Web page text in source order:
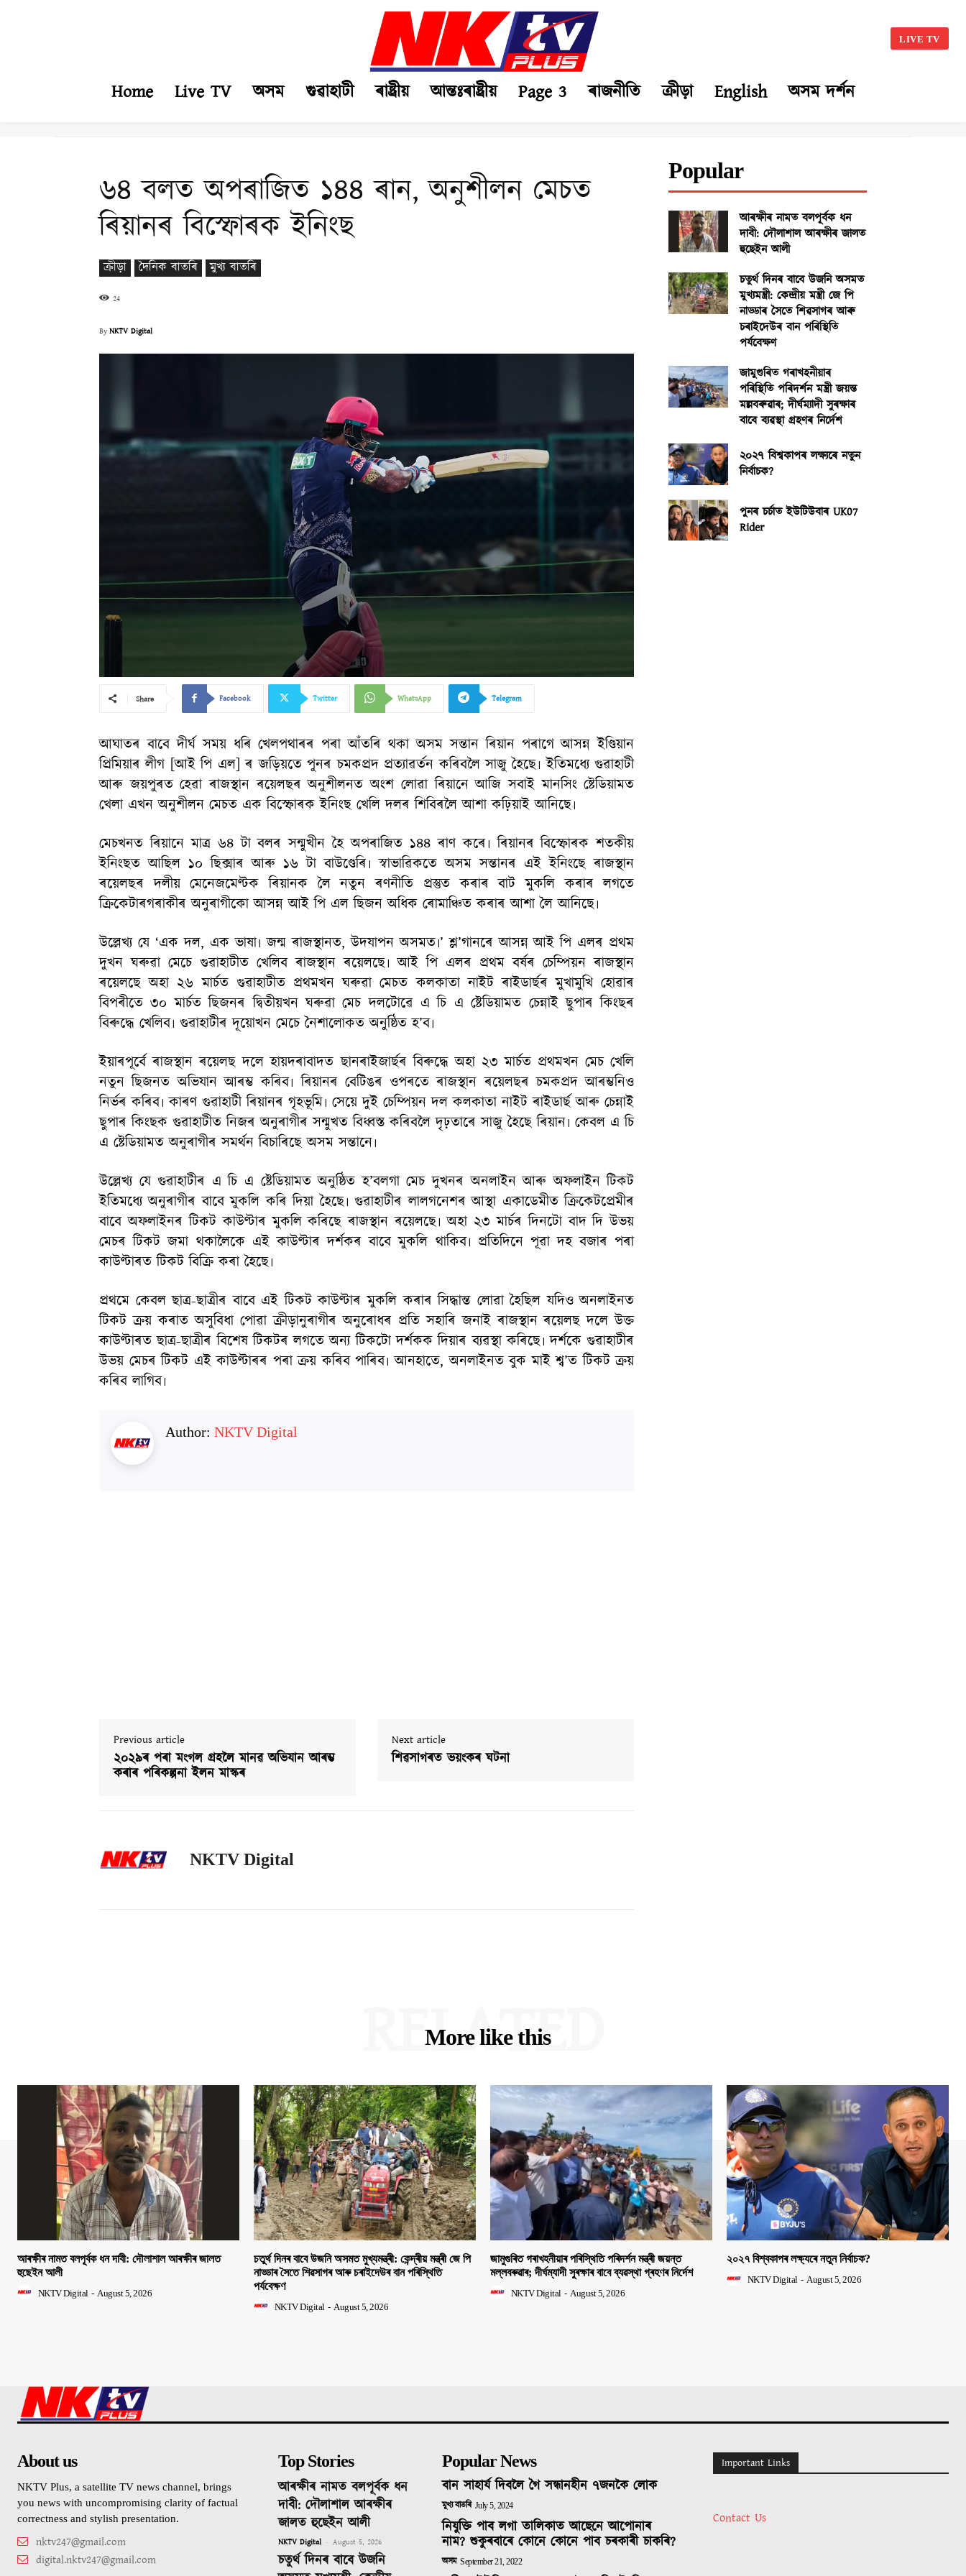
LIVE TV
Home Live TV অসম গুৱাহাটী ৰাষ্ট্ৰীয় আন্তঃৰাষ্ট্ৰীয় Page 3 ৰাজনীতি ক্ৰীড়া English অসম দৰ্শন
৬৪ বলত অপৰাজিত ১৪৪ ৰান, অনুশীলন মেচত
ৰিয়ানৰ বিস্ফোৰক ইনিংছ
ক্ৰীড়া দৈনিক বাতৰি মুখ্য বাতৰি
24
ByNKTV Digital
Share Facebook Twitter WhatsApp Telegram
আঘাতৰ বাবে দীৰ্ঘ সময় ধৰি খেলপথাৰৰ পৰা আঁতৰি থকা অসম সন্তান ৰিয়ান পৰাগে আসন্ন ইণ্ডিয়ান
প্ৰিমিয়াৰ লীগ [আই পি এল] ৰ জড়িয়তে পুনৰ চমকপ্ৰদ প্ৰত্যাৱৰ্তন কৰিবলৈ সাজু হৈছে৷ ইতিমধ্যে গুৱাহাটী
আৰু জয়পুৰত হেৱা ৰাজস্থান ৰয়েলছৰ অনুশীলনত অংশ লোৱা ৰিয়ানে আজি সবাই মানসিং ষ্টেডিয়ামত
খেলা এখন অনুশীলন মেচত এক বিস্ফোৰক ইনিংছ খেলি দলৰ শিবিৰলৈ আশা কঢ়িয়াই আনিছে৷
মেচখনত ৰিয়ানে মাত্ৰ ৬৪ টা বলৰ সন্মুখীন হৈ অপৰাজিত ১৪৪ ৰাণ কৰে৷ ৰিয়ানৰ বিস্ফোৰক শতকীয়
ইনিংছত আছিল ১০ ছিক্সাৰ আৰু ১৬ টা বাউণ্ডেৰি৷ স্বাভাৱিকতে অসম সন্তানৰ এই ইনিংছে ৰাজস্থান
ৰয়েলছৰ দলীয় মেনেজমেণ্টক ৰিয়ানক লৈ নতুন ৰণনীতি প্ৰস্তুত কৰাৰ বাট মুকলি কৰাৰ লগতে
ক্ৰিকেটাৰগৰাকীৰ অনুৰাগীকো আসন্ন আই পি এল ছিজন অধিক ৰোমাঞ্চিত কৰাৰ আশা লৈ আনিছে৷
উল্লেখ্য যে ‘এক দল, এক ভাষা৷ জন্ম ৰাজস্থানত, উদযাপন অসমত৷’ শ্ল’গানৰে আসন্ন আই পি এলৰ প্ৰথম
দুখন ঘৰুৱা মেচে গুৱাহাটীত খেলিব ৰাজস্থান ৰয়েলছে৷ আই পি এলৰ প্ৰথম বৰ্ষৰ চেম্পিয়ন ৰাজস্থান
ৰয়েলছে অহা ২৬ মাৰ্চত গুৱাহাটীত প্ৰথমখন ঘৰুৱা মেচত কলকাতা নাইট ৰাইডাৰ্ছৰ মুখামুখি হোৱাৰ
বিপৰীতে ৩০ মাৰ্চত ছিজনৰ দ্বিতীয়খন ঘৰুৱা মেচ দলটোৱে এ চি এ ষ্টেডিয়ামত চেন্নাই ছুপাৰ কিংছৰ
বিৰুদ্ধে খেলিব৷ গুৱাহাটীৰ দূয়োখন মেচে নৈশালোকত অনুষ্ঠিত হ’ব৷
ইয়াৰপূৰ্বে ৰাজস্থান ৰয়েলছ দলে হায়দৰাবাদত ছানৰাইজাৰ্ছৰ বিৰুদ্ধে অহা ২৩ মাৰ্চত প্ৰথমখন মেচ খেলি
নতুন ছিজনত অভিযান আৰম্ভ কৰিব৷ ৰিয়ানৰ বেটিঙৰ ওপৰতে ৰাজস্থান ৰয়েলছৰ চমকপ্ৰদ আৰম্ভনিও
নিৰ্ভৰ কৰিব৷ কাৰণ গুৱাহাটী ৰিয়ানৰ গৃহভূমি৷ সেয়ে দুই চেম্পিয়ন দল কলকাতা নাইট ৰাইডাৰ্ছ আৰু চেন্নাই
ছুপাৰ কিংছক গুৱাহাটীত নিজৰ অনুৰাগীৰ সন্মুখত বিধ্বস্ত কৰিবলৈ দৃঢ়তাৰে সাজু হৈছে ৰিয়ান৷ কেবল এ চি
এ ষ্টেডিয়ামত অনুৰাগীৰ সমৰ্থন বিচাৰিছে অসম সন্তানে৷
উল্লেখ্য যে গুৱাহাটীৰ এ চি এ ষ্টেডিয়ামত অনুষ্ঠিত হ’বলগা মেচ দুখনৰ অনলাইন আৰু অফলাইন টিকট
ইতিমধ্যে অনুৰাগীৰ বাবে মুকলি কৰি দিয়া হৈছে৷ গুৱাহাটীৰ লালগনেশৰ আস্থা একাডেমীত ক্ৰিকেটপ্ৰেমীৰ
বাবে অফলাইনৰ টিকট কাউণ্টাৰ মুকলি কৰিছে ৰাজস্থান ৰয়েলছে৷ অহা ২৩ মাৰ্চৰ দিনটো বাদ দি উভয়
মেচৰ টিকট জমা থকালৈকে এই কাউণ্টাৰ দৰ্শকৰ বাবে মুকলি থাকিব৷ প্ৰতিদিনে পূৱা দহ বজাৰ পৰা
কাউণ্টাৰত টিকট বিক্ৰি কৰা হৈছে৷
প্ৰথমে কেবল ছাত্ৰ-ছাত্ৰীৰ বাবে এই টিকট কাউণ্টাৰ মুকলি কৰাৰ সিদ্ধান্ত লোৱা হৈছিল যদিও অনলাইনত
টিকট ক্ৰয় কৰাত অসুবিধা পোৱা ক্ৰীড়ানুৰাগীৰ অনুৰোধৰ প্ৰতি সহাৰি জনাই ৰাজস্থান ৰয়েলছ দলে উক্ত
কাউণ্টাৰত ছাত্ৰ-ছাত্ৰীৰ বিশেষ টিকটৰ লগতে অন্য টিকটো দৰ্শকক দিয়াৰ ব্যৱস্থা কৰিছে৷ দৰ্শকে গুৱাহাটীৰ
উভয় মেচৰ টিকট এই কাউণ্টাৰৰ পৰা ক্ৰয় কৰিব পাৰিব৷ আনহাতে, অনলাইনত বুক মাই শ্ব’ত টিকট ক্ৰয়
কৰিব লাগিব৷
Author: NKTV Digital
Previous article
২০২৯ৰ পৰা মংগল গ্ৰহলৈ মানৱ অভিযান আৰম্ভ
কৰাৰ পৰিকল্পনা ইলন মাস্কৰ
Next article
শিৱসাগৰত ভয়ংকৰ ঘটনা
NKTV Digital
Popular
আৰক্ষীৰ নামত বলপূৰ্বক ধন
দাবী: দৌলাশাল আৰক্ষীৰ জালত
হুছেইন আলী
চতুৰ্থ দিনৰ বাবে উজনি অসমত
মুখ্যমন্ত্ৰী: কেন্দ্ৰীয় মন্ত্ৰী জে পি
নাড্ডাৰ সৈতে শিৱসাগৰ আৰু
চৰাইদেউৰ বান পৰিস্থিতি
পৰ্যবেক্ষণ
জামুগুৰিত গৰাখহনীয়াৰ
পৰিস্থিতি পৰিদৰ্শন মন্ত্ৰী জয়ন্ত
মল্লবৰুৱাৰ; দীৰ্ঘম্যাদী সুৰক্ষাৰ
বাবে ব্যৱস্থা গ্ৰহণৰ নিৰ্দেশ
২০২৭ বিশ্বকাপৰ লক্ষ্যৰে নতুন
নিৰ্বাচক?
পুনৰ চৰ্চাত ইউটিউবাৰ UK07
Rider
More like this
RELATED
আৰক্ষীৰ নামত বলপূৰ্বক ধন দাবী: দৌলাশাল আৰক্ষীৰ জালত
হুছেইন আলী
NKTV Digital - August 5, 2026
চতুৰ্থ দিনৰ বাবে উজনি অসমত মুখ্যমন্ত্ৰী: কেন্দ্ৰীয় মন্ত্ৰী জে পি
নাড্ডাৰ সৈতে শিৱসাগৰ আৰু চৰাইদেউৰ বান পৰিস্থিতি
পৰ্যবেক্ষণ
NKTV Digital - August 5, 2026
জামুগুৰিত গৰাখহনীয়াৰ পৰিস্থিতি পৰিদৰ্শন মন্ত্ৰী জয়ন্ত
মল্লবৰুৱাৰ; দীৰ্ঘম্যাদী সুৰক্ষাৰ বাবে ব্যৱস্থা গ্ৰহণৰ নিৰ্দেশ
NKTV Digital - August 5, 2026
২০২৭ বিশ্বকাপৰ লক্ষ্যৰে নতুন নিৰ্বাচক?
NKTV Digital - August 5, 2026
About us
NKTV Plus, a satellite TV news channel, brings
you news with uncompromising clarity of factual
correctness and stylish presentation.
nktv247@gmail.com
digital.nktv247@gmail.com
Top Stories
আৰক্ষীৰ নামত বলপূৰ্বক ধন
দাবী: দৌলাশাল আৰক্ষীৰ
জালত হুছেইন আলী
NKTV Digital - August 5, 2026
চতুৰ্থ দিনৰ বাবে উজনি
Popular News
বান সাহাৰ্য দিবলৈ গৈ সন্ধানহীন ৭জনকৈ লোক
মুখ্য বাতৰি July 5, 2024
নিযুক্তি পাব লগা তালিকাত আছেনে আপোনাৰ
নাম? শুকুৰবাৰে কোনে কোনে পাব চৰকাৰী চাকৰি?
অসম September 21, 2022
Important Links
Contact Us